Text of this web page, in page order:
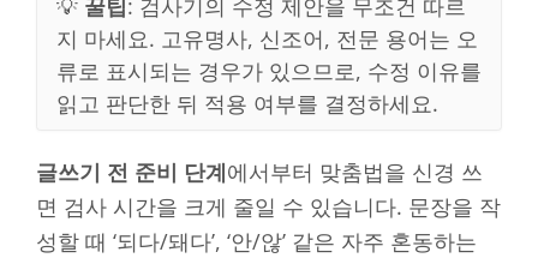
💡 꿀팁: 검사기의 수정 제안을 무조건 따르
지 마세요. 고유명사, 신조어, 전문 용어는 오
류로 표시되는 경우가 있으므로, 수정 이유를
읽고 판단한 뒤 적용 여부를 결정하세요.
글쓰기 전 준비 단계에서부터 맞춤법을 신경 쓰
면 검사 시간을 크게 줄일 수 있습니다. 문장을 작
성할 때 ‘되다/돼다’, ‘안/않’ 같은 자주 혼동하는